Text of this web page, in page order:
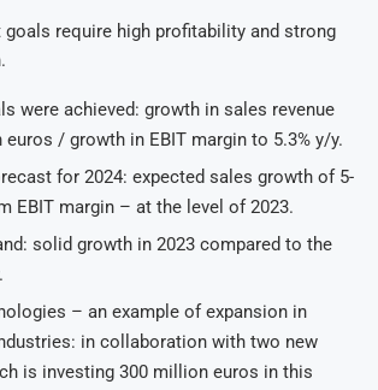
goals require high profitability and strong
were achieved: growth in sales revenue
/ growth in EBIT margin to 5.3% y/y.
for 2024: expected sales growth of 5-
EBIT margin – at the level of 2023.
solid growth in 2023 compared to the
– an example of expansion in
in collaboration with two new
is investing 300 million euros in this